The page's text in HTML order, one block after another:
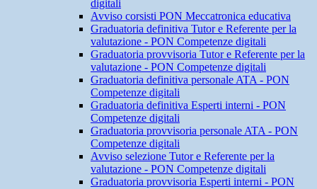
digitali
Avviso corsisti PON Meccatronica educativa
Graduatoria definitiva Tutor e Referente per la
valutazione - PON Competenze digitali
Graduatoria provvisoria Tutor e Referente per la
valutazione - PON Competenze digitali
Graduatoria definitiva personale ATA - PON
Competenze digitali
Graduatoria definitiva Esperti interni - PON
Competenze digitali
Graduatoria provvisoria personale ATA - PON
Competenze digitali
Avviso selezione Tutor e Referente per la
valutazione - PON Competenze digitali
Graduatoria provvisoria Esperti interni - PON